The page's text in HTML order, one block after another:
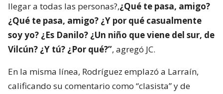
llegar a todas las personas?,¿Qué te pasa, amigo?
¿Qué te pasa, amigo? ¿Y por qué casualmente
soy yo? ¿Es Danilo? ¿Un niño que viene del sur, de
Vilcún? ¿Y tú? ¿Por qué?”, agregó JC.
En la misma línea, Rodríguez emplazó a Larraín,
calificando su comentario como “clasista” y de